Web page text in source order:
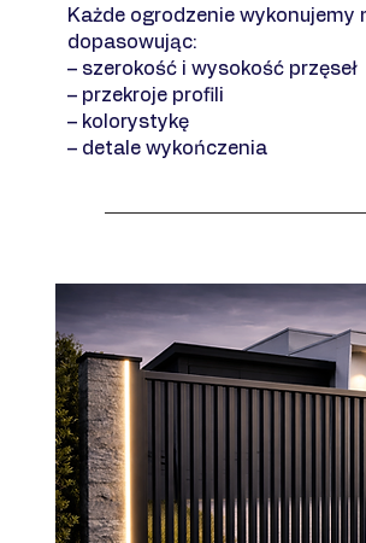
Każde ogrodzenie wykonujemy
dopasowując:
– szerokość i wysokość przęseł
– przekroje profili
– kolorystykę
– detale wykończenia